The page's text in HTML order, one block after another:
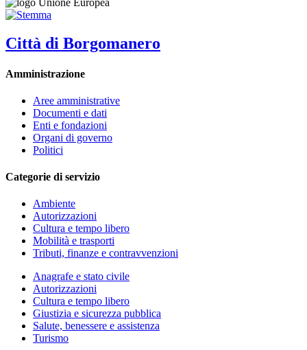
Città di Borgomanero
Amministrazione
Aree amministrative
Documenti e dati
Enti e fondazioni
Organi di governo
Politici
Categorie di servizio
Ambiente
Autorizzazioni
Cultura e tempo libero
Mobilità e trasporti
Tributi, finanze e contravvenzioni
Anagrafe e stato civile
Autorizzazioni
Cultura e tempo libero
Giustizia e sicurezza pubblica
Salute, benessere e assistenza
Turismo